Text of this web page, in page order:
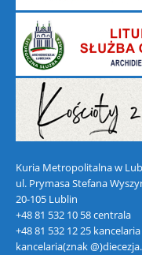
Kuria Metropolitalna w
ul. Prymasa Stefana
20-105 Lublin
+48 81 532 10 58 centrala
+48 81 532 12 25 kancelaria
kancelaria(znak